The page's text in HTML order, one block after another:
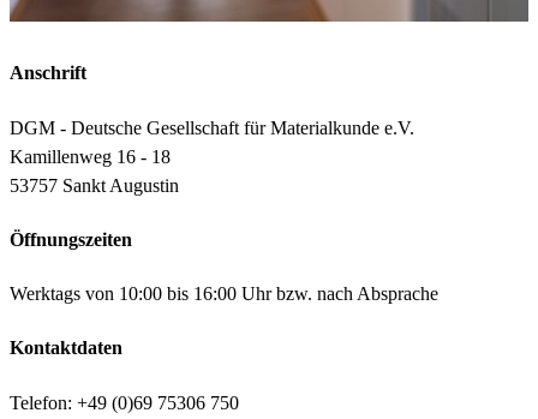
Anschrift
DGM - Deutsche Gesellschaft für Materialkunde e.V.
Kamillenweg 16 - 18
53757 Sankt Augustin
Öffnungszeiten
Werktags von 10:00 bis 16:00 Uhr bzw. nach Absprache
Kontaktdaten
Telefon: +49 (0)69 75306 750